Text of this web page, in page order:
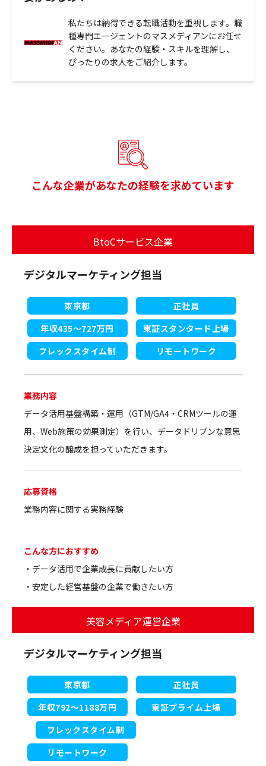
私たちは納得できる転職活動を重視します。職
種専門エージェントのマスメディアンにお任せ
ください。あなたの経験・スキルを理解し、
ぴったりの求人をご紹介します。
こんな企業があなたの経験を求めています
BtoCサービス企業
デジタルマーケティング担当
東京都
正社員
年収435～727万円
東証スタンタード上場
フレックスタイム制
リモートワーク
業務内容
データ活用基盤構築・運用（GTM/GA4・CRMツールの運
用、Web施策の効果測定）を行い、データドリブンな意思
決定文化の醸成を担っていただきます。
応募資格
業務内容に関する実務経験
こんな方におすすめ
・データ活用で企業成長に貢献したい方
・安定した経営基盤の企業で働きたい方
美容メディア運営企業
デジタルマーケティング担当
東京都
正社員
年収792～1188万円
東証プライム上場
フレックスタイム制
リモートワーク